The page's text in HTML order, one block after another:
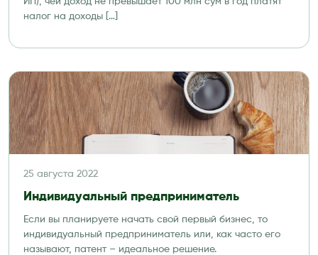
налог на доходы […]
25 августа 2022
Индивидуальный предприниматель
Если вы планируете начать свой первый бизнес, то
индивидуальный предприниматель или, как часто его
называют, патент – идеальное решение.